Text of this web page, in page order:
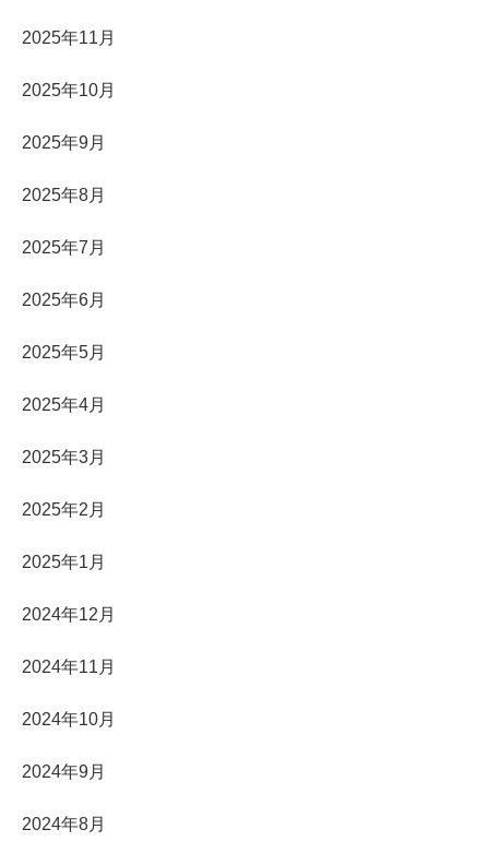
2025年11月
2025年10月
2025年9月
2025年8月
2025年7月
2025年6月
2025年5月
2025年4月
2025年3月
2025年2月
2025年1月
2024年12月
2024年11月
2024年10月
2024年9月
2024年8月